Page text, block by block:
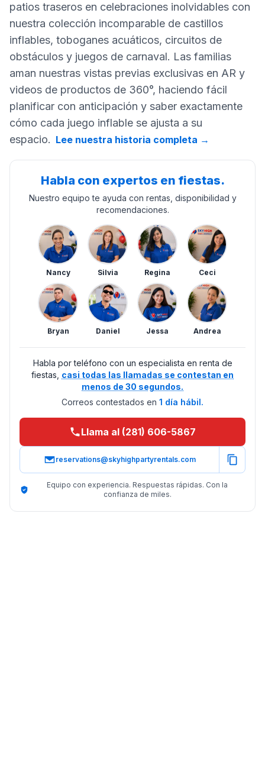
patios traseros en celebraciones inolvidables con
nuestra colección incomparable de castillos
inflables, toboganes acuáticos, circuitos de
obstáculos y juegos de carnaval. Las familias
aman nuestras vistas previas exclusivas en AR y
videos de productos de 360°, haciendo fácil
planificar con anticipación y saber exactamente
cómo cada juego inflable se ajusta a su
espacio. Lee nuestra historia completa →
Habla con expertos en fiestas.
Nuestro equipo te ayuda con rentas, disponibilidad y
recomendaciones.
Nancy Silvia Regina Ceci
Bryan Daniel Jessa Andrea
Habla por teléfono con un especialista en renta de
fiestas, casi todas las llamadas se contestan en
menos de 30 segundos.
Correos contestados en 1 día hábil.
Llama al (281) 606-5867
reservations@skyhighpartyrentals.com
Equipo con experiencia. Respuestas rápidas. Con la
confianza de miles.